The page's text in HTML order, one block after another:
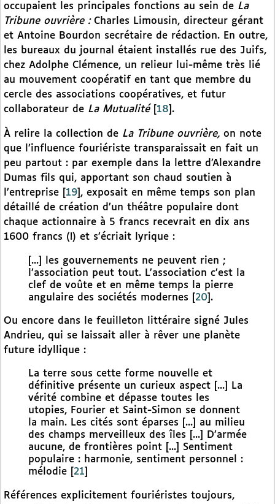
occupaient les principales fonctions au sein de La
Tribune ouvrière : Charles Limousin, directeur gérant
et Antoine Bourdon secrétaire de rédaction. En outre,
les bureaux du journal étaient installés rue des Juifs,
chez Adolphe Clémence, un relieur lui-même très lié
au mouvement coopératif en tant que membre du
cercle des associations coopératives, et futur
collaborateur de La Mutualité[ 18 .
À relire la collection de La Tribune ouvrière, on note
que l’influence fouriériste transparaissait en fait un
peu partout : par exemple dans la lettre d’Alexandre
Dumas fils qui, apportant son chaud soutien à
l’entreprise
19 , exposait en même temps son plan
détaillé de création d’un théâtre populaire dont
chaque actionnaire à 5 francs recevrait en dix ans
1600 francs (!) et s’écriait lyrique :
[...] les gouvernements ne peuvent rien ;
l’association peut tout. L’association c’est la
clef de voûte et en même temps la pierre
angulaire des sociétés modernes
20 .
Ou encore dans le feuilleton littéraire signé Jules
Andrieu, qui se laissait aller à rêver une planète
future idyllique :
La terre sous cette forme nouvelle et
définitive présente un curieux aspect [...] La
vérité combine et dépasse toutes les
utopies, Fourier et Saint-Simon se donnent
la main. Les cités sont éparses [...] au milieu
des champs merveilleux des îles [...] D’armée
aucune, de frontières point [...] Sentiment
populaire : harmonie, sentiment personnel :
mélodie
21
Références explicitement fouriéristes toujours,